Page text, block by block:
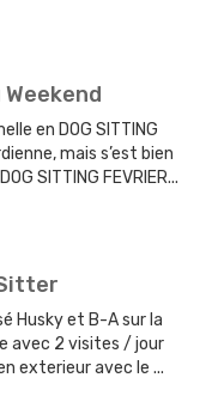
en DOG SITTING
mais s’est bien
SITTING FEVRIER...
Husky et B-A sur la
avec 2 visites / jour
exterieur avec le ...